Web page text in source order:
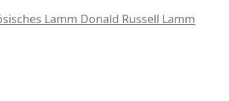
Lamm Donald Russell Lamm